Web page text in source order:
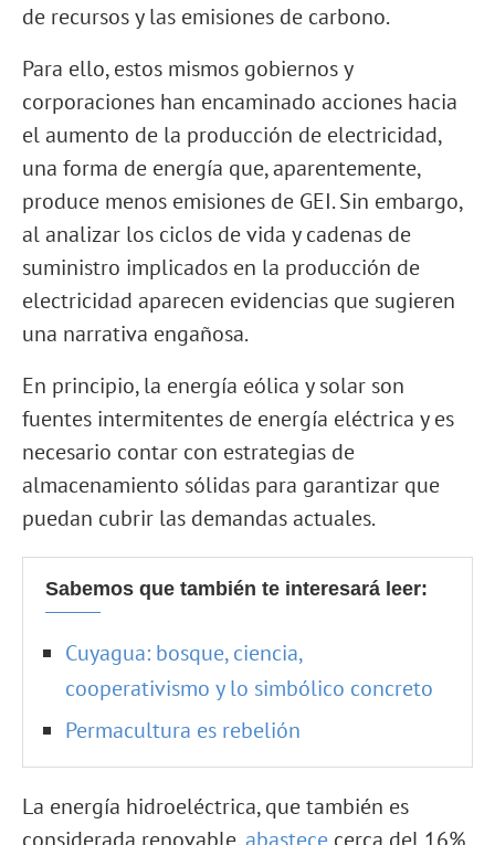
de recursos y las emisiones de carbono.
Para ello, estos mismos gobiernos y
corporaciones han encaminado acciones hacia
el aumento de la producción de electricidad,
una forma de energía que, aparentemente,
produce menos emisiones de GEI. Sin embargo,
al analizar los ciclos de vida y cadenas de
suministro implicados en la producción de
electricidad aparecen evidencias que sugieren
una narrativa engañosa.
En principio, la energía eólica y solar son
fuentes intermitentes de energía eléctrica y es
necesario contar con estrategias de
almacenamiento sólidas para garantizar que
puedan cubrir las demandas actuales.
Sabemos que también te interesará leer:
Cuyagua: bosque, ciencia,
cooperativismo y lo simbólico concreto
Permacultura es rebelión
La energía hidroeléctrica, que también es